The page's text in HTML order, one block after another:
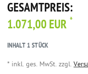
GESAMTPREIS:
1.071,00 EUR *
INHALT 1STÜCK
* inkl. ges. MwSt. zzgl.